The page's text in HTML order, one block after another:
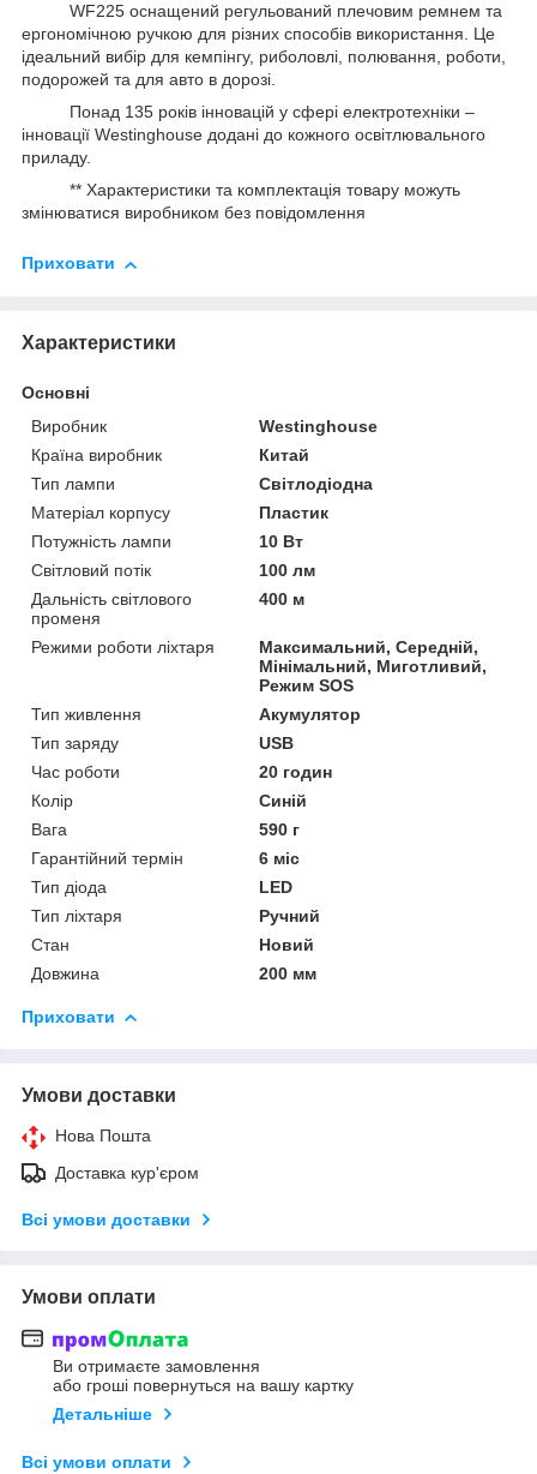
WF225 оснащений регульований плечовим ремнем та
ергономічною ручкою для різних способів використання. Це
ідеальний вибір для кемпінгу, риболовлі, полювання, роботи,
подорожей та для авто в дорозі.
Понад 135 років інновацій у сфері електротехніки –
інновації Westinghouse додані до кожного освітлювального
приладу.
** Характеристики та комплектація товару можуть
змінюватися виробником без повідомлення
Приховати
Характеристики
Основні
Виробник
Westinghouse
Країна виробник
Китай
Тип лампи
Світлодіодна
Матеріал корпусу
Пластик
Потужність лампи
10 Вт
Світловий потік
100 лм
Дальність світлового
променя
400 м
Режими роботи ліхтаря
Максимальний, Середній,
Мінімальний, Миготливий,
Режим SOS
Тип живлення
Акумулятор
Тип заряду
USB
Час роботи
20 годин
Колір
Синій
Вага
590 г
Гарантійний термін
6 міс
Тип діода
LED
Тип ліхтаря
Ручний
Стан
Новий
Довжина
200 мм
Приховати
Умови доставки
Нова Пошта
Доставка кур'єром
Всі умови доставки
Умови оплати
Ви отримаєте замовлення
або гроші повернуться на вашу картку
Детальніше
Всі умови оплати